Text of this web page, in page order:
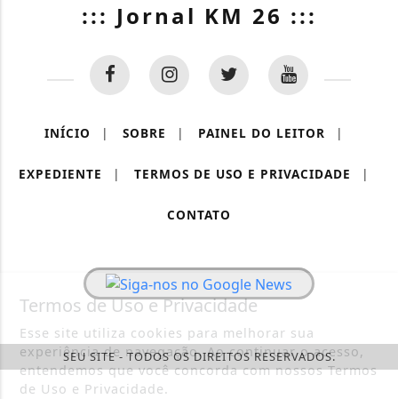
::: Jornal KM 26 :::
INÍCIO | SOBRE | PAINEL DO LEITOR |
EXPEDIENTE | TERMOS DE USO E PRIVACIDADE |
CONTATO
SEU SITE - TODOS OS DIREITOS RESERVADOS.
Termos de Uso e Privacidade
Esse site utiliza cookies para melhorar sua
experiência de navegação. Ao continuar o acesso,
entendemos que você concorda com nossos Termos
de Uso e Privacidade.